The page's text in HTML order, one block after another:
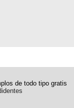
de todo tipo gratis